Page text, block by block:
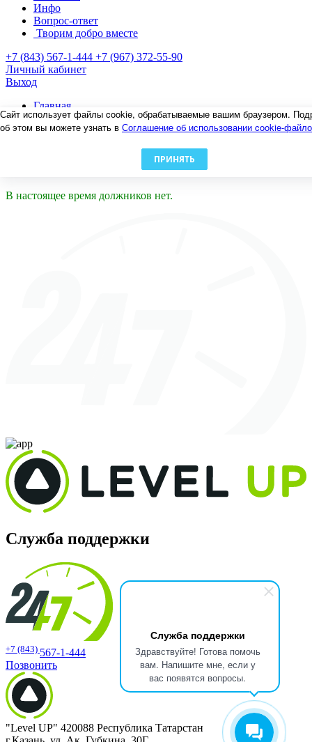
Служба поддержки
Здравствуйте! Готова помочь
вам. Напишите мне, если у
вас появятся вопросы.
Инфо
Вопрос-ответ
Творим добро вместе
+7 (843) 567-1-444 +7 (967) 372-55-90
Личный кабинет
Выход
Главная
Счет дома
Заявки
В настоящее время должников нет.
Служба поддержки
+7 (843) 567-1-444
Позвонить
"Level UP" 420088 Республика Татарстан
Сайт использует файлы cookie, обрабатываемые вашим браузером.
об этом вы можете узнать в Соглашение об использовании cookie-
ПРИНЯТЬ